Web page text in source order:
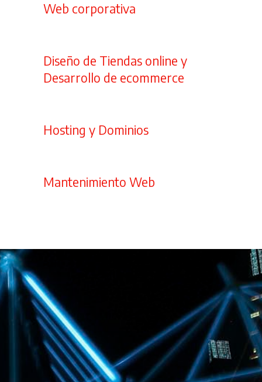
Web corporativa
Diseño de Tiendas online y
Desarrollo de ecommerce
Hosting y Dominios
Mantenimiento Web